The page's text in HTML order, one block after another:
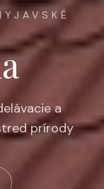
a
prírody